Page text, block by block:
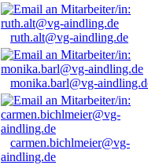
ruth.alt@vg-aindling.de
monika.barl@vg-
carmen.bichlmeier@vg-
aindling.de